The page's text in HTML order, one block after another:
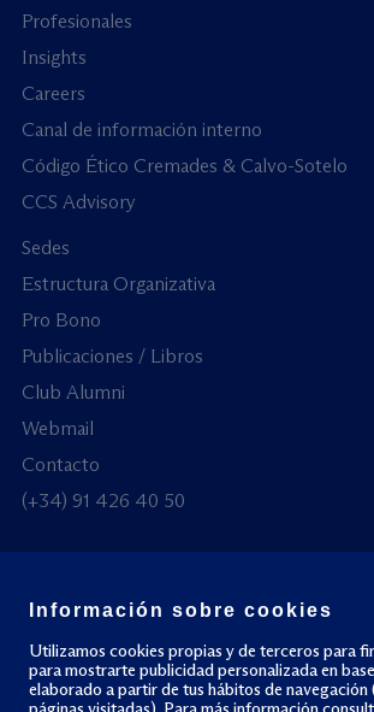
Profesionales
Insights
Careers
Canal de información interno
Código Ético Cremades & Calvo-Sotelo
CCS Advisory
Sedes
Estructura Organizativa
Pro Bono
Publicaciones / Libros
Club Alumni
Webmail
Contacto
(+34) 91 426 40 50
© Todos los derechos reservados
Política de privacidad Política de cookies
Información sobre cookies
Utilizamos cookies propias y de terceros para
para mostrarte publicidad personalizada en
elaborado a partir de tus hábitos de navegación